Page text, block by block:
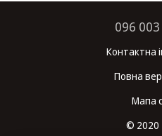
096
Контактна
Повна
Мапа
© 2020